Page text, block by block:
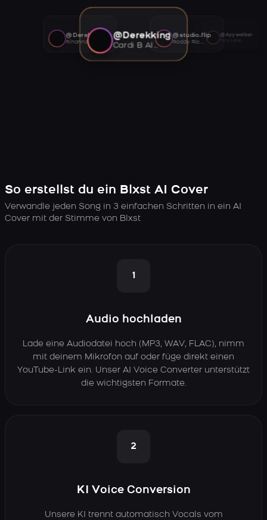
@Derekking
Cardi B AI voice
@studio.flip
Roddy Ricch AI voice
@Ayywalker
@Derekking
Rihanna AI voice
So erstellst du ein Blxst AI Cover
Verwandle jeden Song in 3 einfachen Schritten in ein AI
Cover mit der Stimme von Blxst
1
Audio hochladen
Lade eine Audiodatei hoch (MP3, WAV, FLAC), nimm
mit deinem Mikrofon auf oder füge direkt einen
YouTube-Link ein. Unser AI Voice Converter unterstützt
die wichtigsten Formate.
2
KI Voice Conversion
Unsere KI trennt automatisch Vocals vom